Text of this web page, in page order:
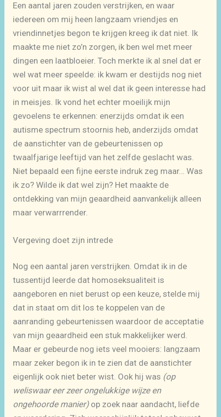
Een aantal jaren zouden verstrijken, en waar
iedereen om mij heen langzaam vriendjes en
vriendinnetjes begon te krijgen kreeg ik dat niet. Ik
maakte me niet zo’n zorgen, ik ben wel met meer
dingen een laatbloeier. Toch merkte ik al snel dat er
wel wat meer speelde: ik kwam er destijds nog niet
voor uit maar ik wist al wel dat ik geen interesse had
in meisjes. Ik vond het echter moeilijk mijn
gevoelens te erkennen: enerzijds omdat ik een
autisme spectrum stoornis heb, anderzijds omdat
de aanstichter van de gebeurtenissen op
twaalfjarige leeftijd van het zelfde geslacht was.
Niet bepaald een fijne eerste indruk zeg maar… Was
ik zo? Wilde ik dat wel zijn? Het maakte de
ontdekking van mijn geaardheid aanvankelijk alleen
maar verwarrrender.
Vergeving doet zijn intrede
Nog een aantal jaren verstrijken. Omdat ik in de
tussentijd leerde dat homoseksualiteit is
aangeboren en niet berust op een keuze, stelde mij
dat in staat om dit los te koppelen van de
aanranding gebeurtenissen waardoor de acceptatie
van mijn geaardheid een stuk makkelijker werd.
Maar er gebeurde nog iets veel mooiers: langzaam
maar zeker begon ik in te zien dat de aanstichter
eigenlijk ook niet beter wist. Ook hij was (op
weliswaar eer zeer ongelukkige wijze en
ongehoorde manier)op zoek naar aandacht, liefde